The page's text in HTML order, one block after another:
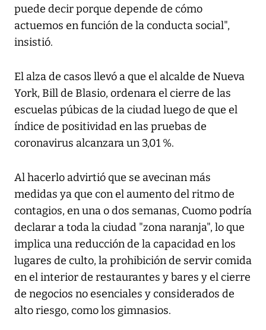
puede decir porque depende de cómo
actuemos en función de la conducta social",
insistió.
El alza de casos llevó a que el alcalde de Nueva
York, Bill de Blasio, ordenara el cierre de las
escuelas púbicas de la ciudad luego de que el
índice de positividad en las pruebas de
coronavirus alcanzara un 3,01 %.
Al hacerlo advirtió que se avecinan más
medidas ya que con el aumento del ritmo de
contagios, en una o dos semanas, Cuomo podría
declarar a toda la ciudad "zona naranja", lo que
implica una reducción de la capacidad en los
lugares de culto, la prohibición de servir comida
en el interior de restaurantes y bares y el cierre
de negocios no esenciales y considerados de
alto riesgo, como los gimnasios.